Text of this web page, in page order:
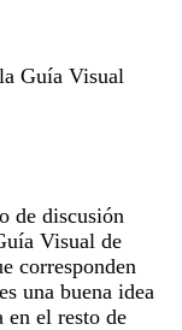
Guía Visual
de discusión
Visual de
corresponden
una buena idea
en el resto de